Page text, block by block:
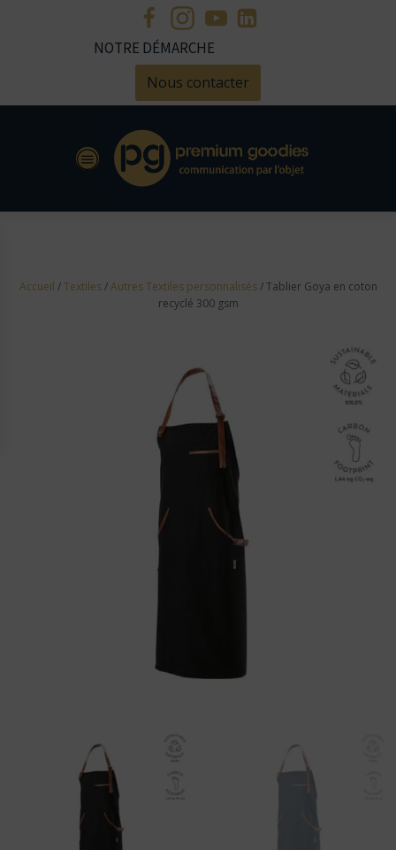
NOTRE DÉMARCHE
Nous contacter
Accueil /Textiles/Autres Textiles personnalisés/ Tablier Goya en coton
recyclé 300 gsm